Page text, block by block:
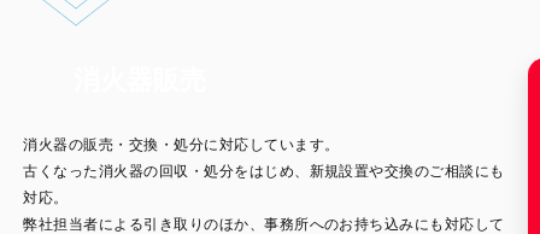
消火器の販売・交換・処分に対応しています。
古くなった消火器の回収・処分をはじめ、新規設置や交換のご相談にも
対応。
弊社担当者による引き取りのほか、事務所へのお持ち込みにも対応して